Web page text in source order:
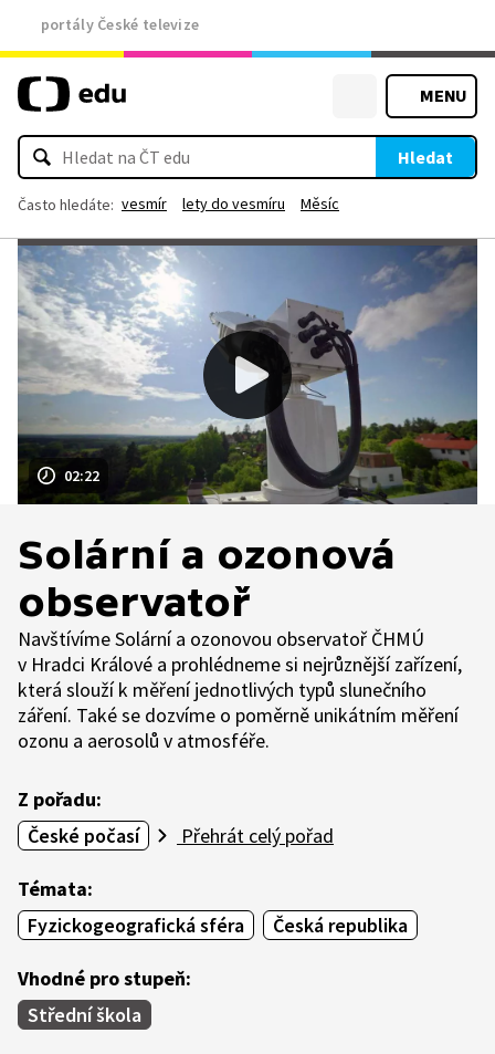
portály České televize
MENU
Hledat
Často hledáte: vesmír lety do vesmíru Měsíc
02:22
Solární a ozonová
observatoř
Navštívíme Solární a ozonovou observatoř ČHMÚ
v Hradci Králové a prohlédneme si nejrůznější zařízení,
která slouží k měření jednotlivých typů slunečního
záření. Také se dozvíme o poměrně unikátním měření
ozonu a aerosolů v atmosféře.
Z pořadu:
České počasí
Přehrát celý pořad
Témata:
Fyzickogeografická sféra
Česká republika
Vhodné pro stupeň:
Střední škola